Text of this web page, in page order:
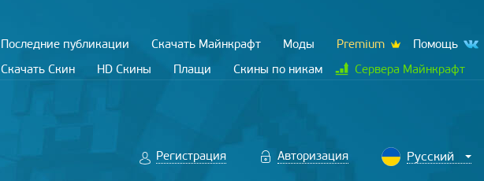
Последние публикации Скачать Майнкрафт Моды Premium
Помощь
Скачать Скин
HD Скины Плащи Скины по никам Сервера Майнкрафт
Регистрация Авторизация